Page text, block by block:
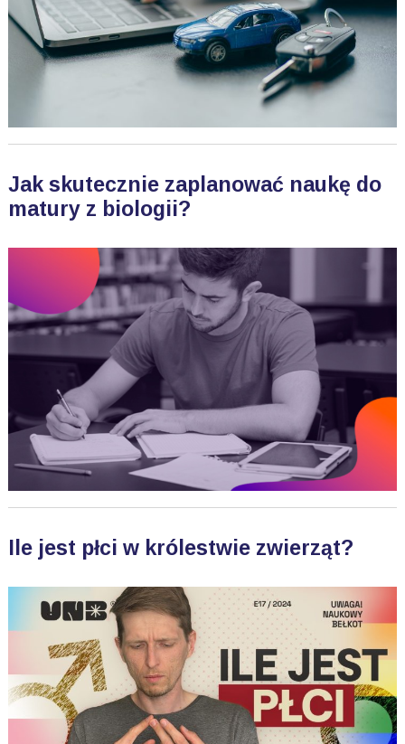
Jak skutecznie zaplanować naukę do
matury z biologii?
Ile jest płci w królestwie zwierząt?